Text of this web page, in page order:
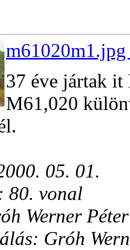
37 éve jártak it
M61,020
05. 01.
80. vonal
Werner Péter
Gróh